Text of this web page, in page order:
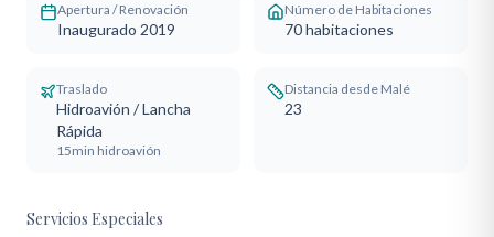
Apertura / Renovación
Inaugurado 2019
Número de Habitaciones
70habitaciones
Traslado
Hidroavión / Lancha
Rápida
15min hidroavión
Distancia desde Malé
23
Servicios Especiales